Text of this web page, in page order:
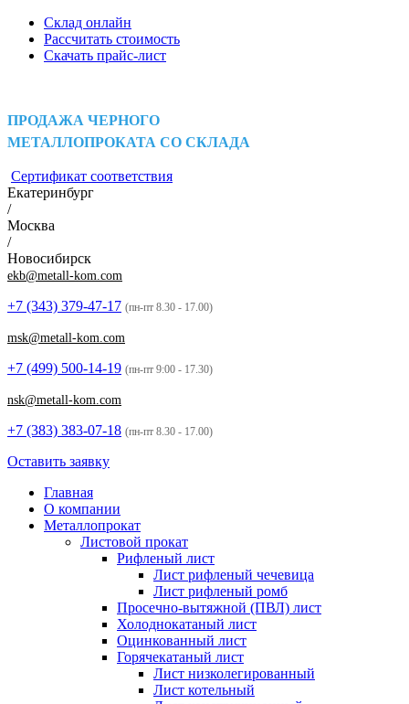
Склад онлайн
Рассчитать стоимость
Скачать прайс-лист
ПРОДАЖА ЧЕРНОГО
МЕТАЛЛОПРОКАТА СО СКЛАДА
Сертификат соответствия
Екатеринбург
/
Москва
/
Новосибирск
ekb@metall-kom.com
+7 (343) 379-47-17 (пн-пт 8.30 - 17.00)
msk@metall-kom.com
+7 (499) 500-14-19 (пн-пт 9:00 - 17.30)
nsk@metall-kom.com
+7 (383) 383-07-18 (пн-пт 8.30 - 17.00)
Оставить заявку
Главная
О компании
Металлопрокат
Листовой прокат
Рифленый лист
Лист рифленый чечевица
Лист рифленый ромб
Просечно-вытяжной (ПВЛ) лист
Холоднокатаный лист
Оцинкованный лист
Горячекатаный лист
Лист низколегированный
Лист котельный